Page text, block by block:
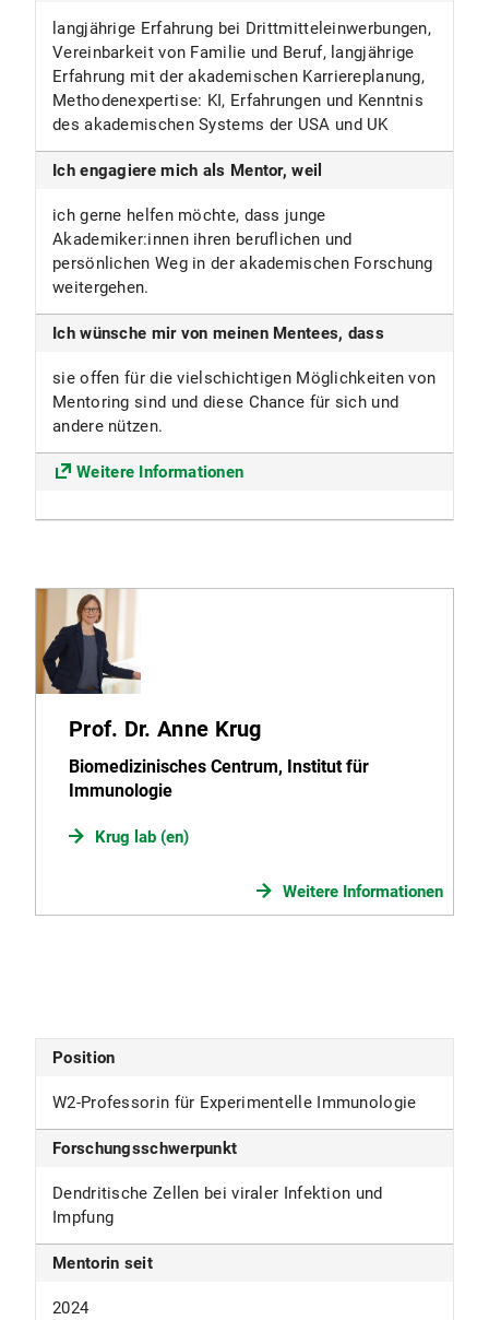
langjährige Erfahrung bei Drittmitteleinwerbungen,
Vereinbarkeit von Familie und Beruf, langjährige
Erfahrung mit der akademischen Karriereplanung,
Methodenexpertise: KI, Erfahrungen und Kenntnis
des akademischen Systems der USA und UK
Ich engagiere mich als Mentor, weil
ich gerne helfen möchte, dass junge
Akademiker:innen ihren beruflichen und
persönlichen Weg in der akademischen Forschung
weitergehen.
Ich wünsche mir von meinen Mentees, dass
sie offen für die vielschichtigen Möglichkeiten von
Mentoring sind und diese Chance für sich und
andere nützen.
Weitere Informationen
Prof. Dr. Anne Krug
Biomedizinisches Centrum, Institut für
Immunologie
Krug lab (en)
Weitere Informationen
Position
W2-Professorin für Experimentelle Immunologie
Forschungsschwerpunkt
Dendritische Zellen bei viraler Infektion und
Impfung
Mentorin seit
2024